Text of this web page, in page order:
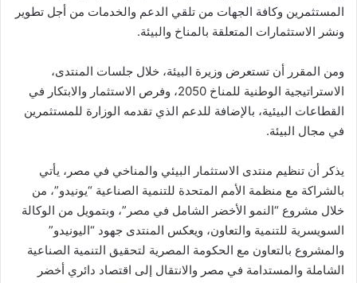
المستثمرين وكافة الجهات من تلقي الدعم والخدمات من أجل تطوير
ونشر الاستثمارات المتعلقة بالمناخ والبيئة.
ومن المقرر أن تستعرض وزيرة البيئة، خلال جلسات المنتدى،
الاستراتيجية الوطنية للمناخ 2050، وفرص الاستثمار والابتكار في
القطاعات البيئية، بالإضافة للدعم الذي تقدمه الوزارة للمستثمرين
في مجال البيئة.
يذكر أن تنظيم منتدى الاستثمار البيئي والمناخي في مصر، يأتي
بالشراكة مع منظمة الأمم المتحدة للتنمية الصناعية “يونيدو”، من
خلال مشروع “النمو الأخضر الشامل في مصر”، وبتمويل من الوكالة
السويسرية للتنمية والتعاون، ويعكس المنتدى جهود “اليونيدو”
والمشروع بالتعاون مع الحكومة المصرية لتحقيق التنمية الصناعية
الشاملة والمستدامة في مصر والانتقال إلى اقتصاد دائري أخضر